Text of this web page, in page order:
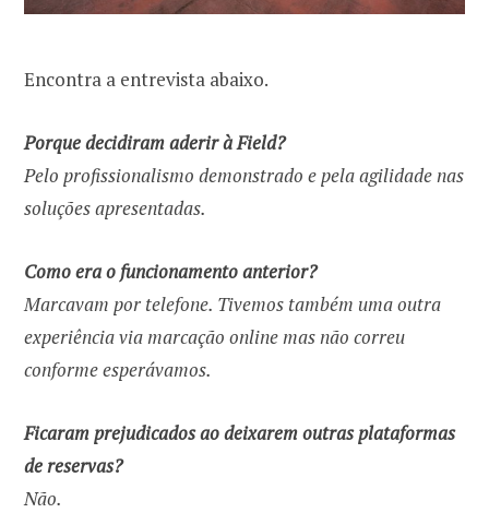
Encontra a entrevista abaixo.
Porque decidiram aderir à Field?
Pelo profissionalismo demonstrado e pela agilidade nas
soluções apresentadas.
Como era o funcionamento anterior?
Marcavam por telefone. Tivemos também uma outra
experiência via marcação online mas não correu
conforme esperávamos.
Ficaram prejudicados ao deixarem outras plataformas
de reservas?
Não.